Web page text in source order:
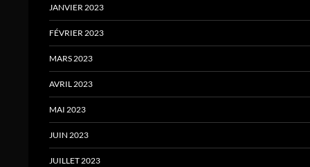
JANVIER 2023
FÉVRIER 2023
MARS 2023
AVRIL 2023
MAI 2023
JUIN 2023
JUILLET 2023